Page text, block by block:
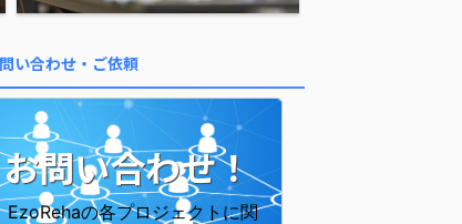
い合わせ・ご依頼
お問い合わせ！
の各プロジェクトに関